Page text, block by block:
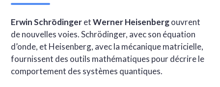
Erwin SchrödingeretWerner Heisenbergouvrent
de nouvelles voies. Schrödinger, avec son équation
d’onde, et Heisenberg, avec la mécanique matricielle,
fournissent des outils mathématiques pour décrire le
comportement des systèmes quantiques.